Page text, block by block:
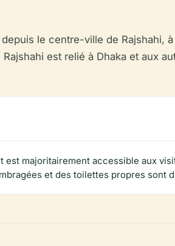
le centre-ville de Rajshahi,
est relié à Dhaka et aux
est majoritairement accessible aux
et des toilettes propres sont